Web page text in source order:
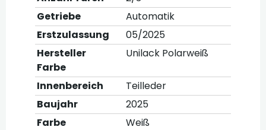
Getriebe
Automatik
Erstzulassung
05/2025
Hersteller
Farbe
Unilack Polarweiß
Innenbereich
Teilleder
Baujahr
2025
Farbe
Weiß